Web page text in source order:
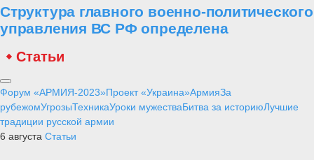
Структура главного военно-политического
управления ВС РФ определена
Статьи
Форум «АРМИЯ-2023»Проект «Украина»АрмияЗа
рубежомУгрозыТехникаУроки мужестваБитва за историюЛучшие
традиции русской армии
6 августа Статьи